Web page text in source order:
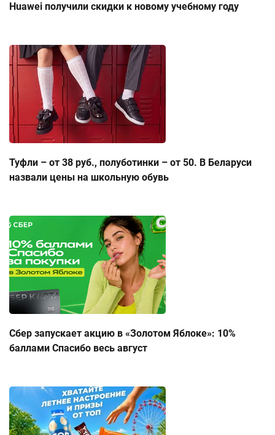
Huawei получили скидки к новому учебному году
Туфли – от 38 руб., полуботинки – от 50. В Беларуси
назвали цены на школьную обувь
Сбер запускает акцию в «Золотом Яблоке»: 10%
баллами Спасибо весь август